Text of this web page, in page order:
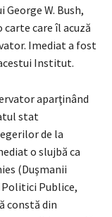
W. Bush,
carte care îl acuză
Imediat a fost
Institut.
aparţinând
stat
de la
o slujbă ca
(Duşmanii
Politici Publice,
constă din